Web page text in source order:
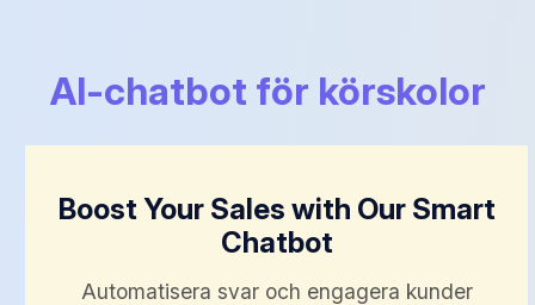
AI-chatbot för körskolor
Boost Your Sales with Our Smart
Chatbot
Automatisera svar och engagera kunder